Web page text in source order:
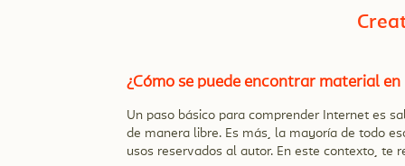
¿Cómo se puede encontrar material
Un paso básico para comprender Internet es
de manera libre. Es más, la mayoría de todo
usos reservados al autor. En este contexto,